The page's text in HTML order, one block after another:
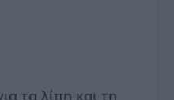
τα λίπη και τη